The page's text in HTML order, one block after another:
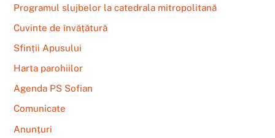
Programul slujbelor la catedrala mitropolitană
Cuvinte de învățătură
Sfinții Apusului
Harta parohiilor
Agenda PS Sofian
Comunicate
Anunțuri